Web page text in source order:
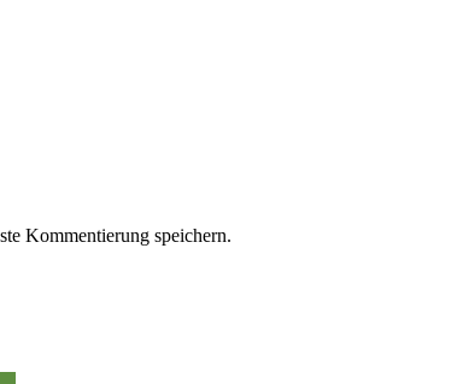
Kommentierung speichern.